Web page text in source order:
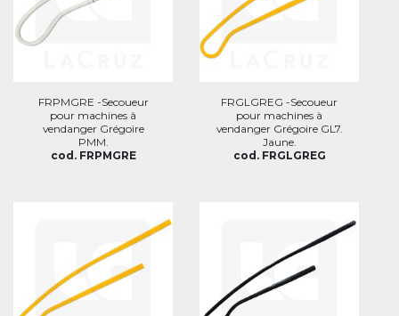
FRPMGRE -Secoueur
pour machines à
vendanger Grégoire
PMM.
cod. FRPMGRE
FRGLGREG -Secoueur
pour machines à
vendanger Grégoire GL7.
Jaune.
cod. FRGLGREG